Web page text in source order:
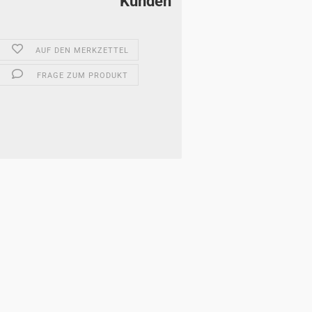
AUF DEN MERKZETTEL
FRAGE ZUM PRODUKT